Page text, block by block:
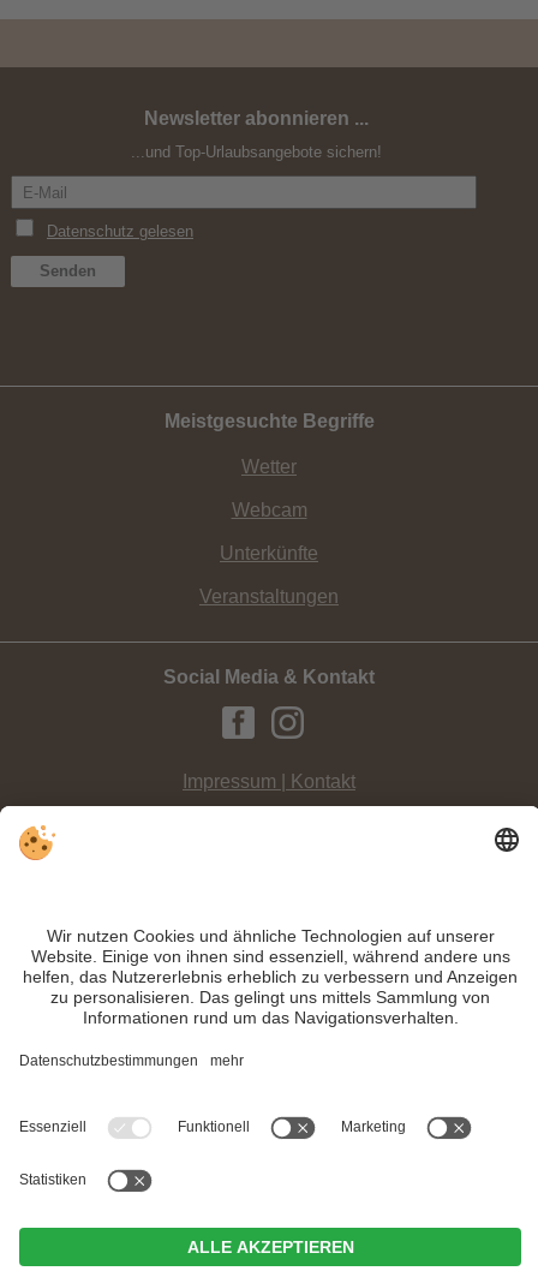
Familienglück in den Dolomiten
Newsletter abonnieren ...
...und Top-Urlaubsangebote sichern!
Meistgesuchte Begriffe
Wetter
Webcam
Unterkünfte
Veranstaltungen
Social Media & Kontakt
Impressum | Kontakt
INFO: Nicht nur der Hl. Nikolaus, auch der Krampus und mit ihm die
auftreten. Wir übernehmen keine Gewähr für die Richtigkeit und Vollständigkeit
Informieren Sie sich sicherheitshalber nochmals beim Veranstalter vor Ort über